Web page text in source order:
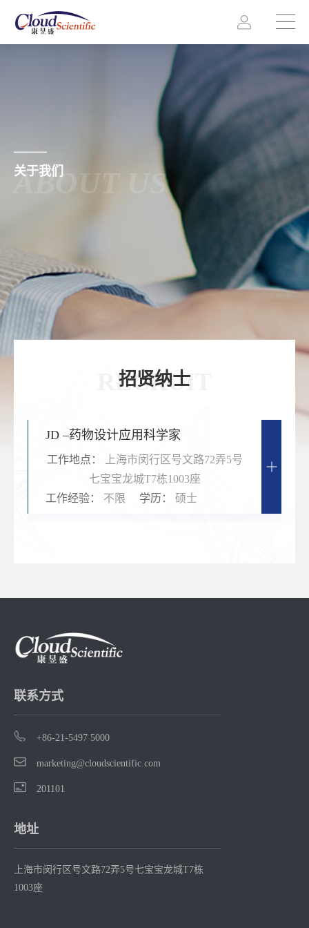
关于我们
ABOUT US
招贤纳士
RECRUIT
JD –药物设计应用科学家
工作地点：
上海市闵行区号文路72弄5号
七宝宝龙城T7栋1003座
工作经验：
不限 学历： 硕士
联系方式
+86-21-5497 5000
marketing@cloudscientific.com
201101
地址
上海市闵行区号文路72弄5号七宝宝龙城T7栋
1003座